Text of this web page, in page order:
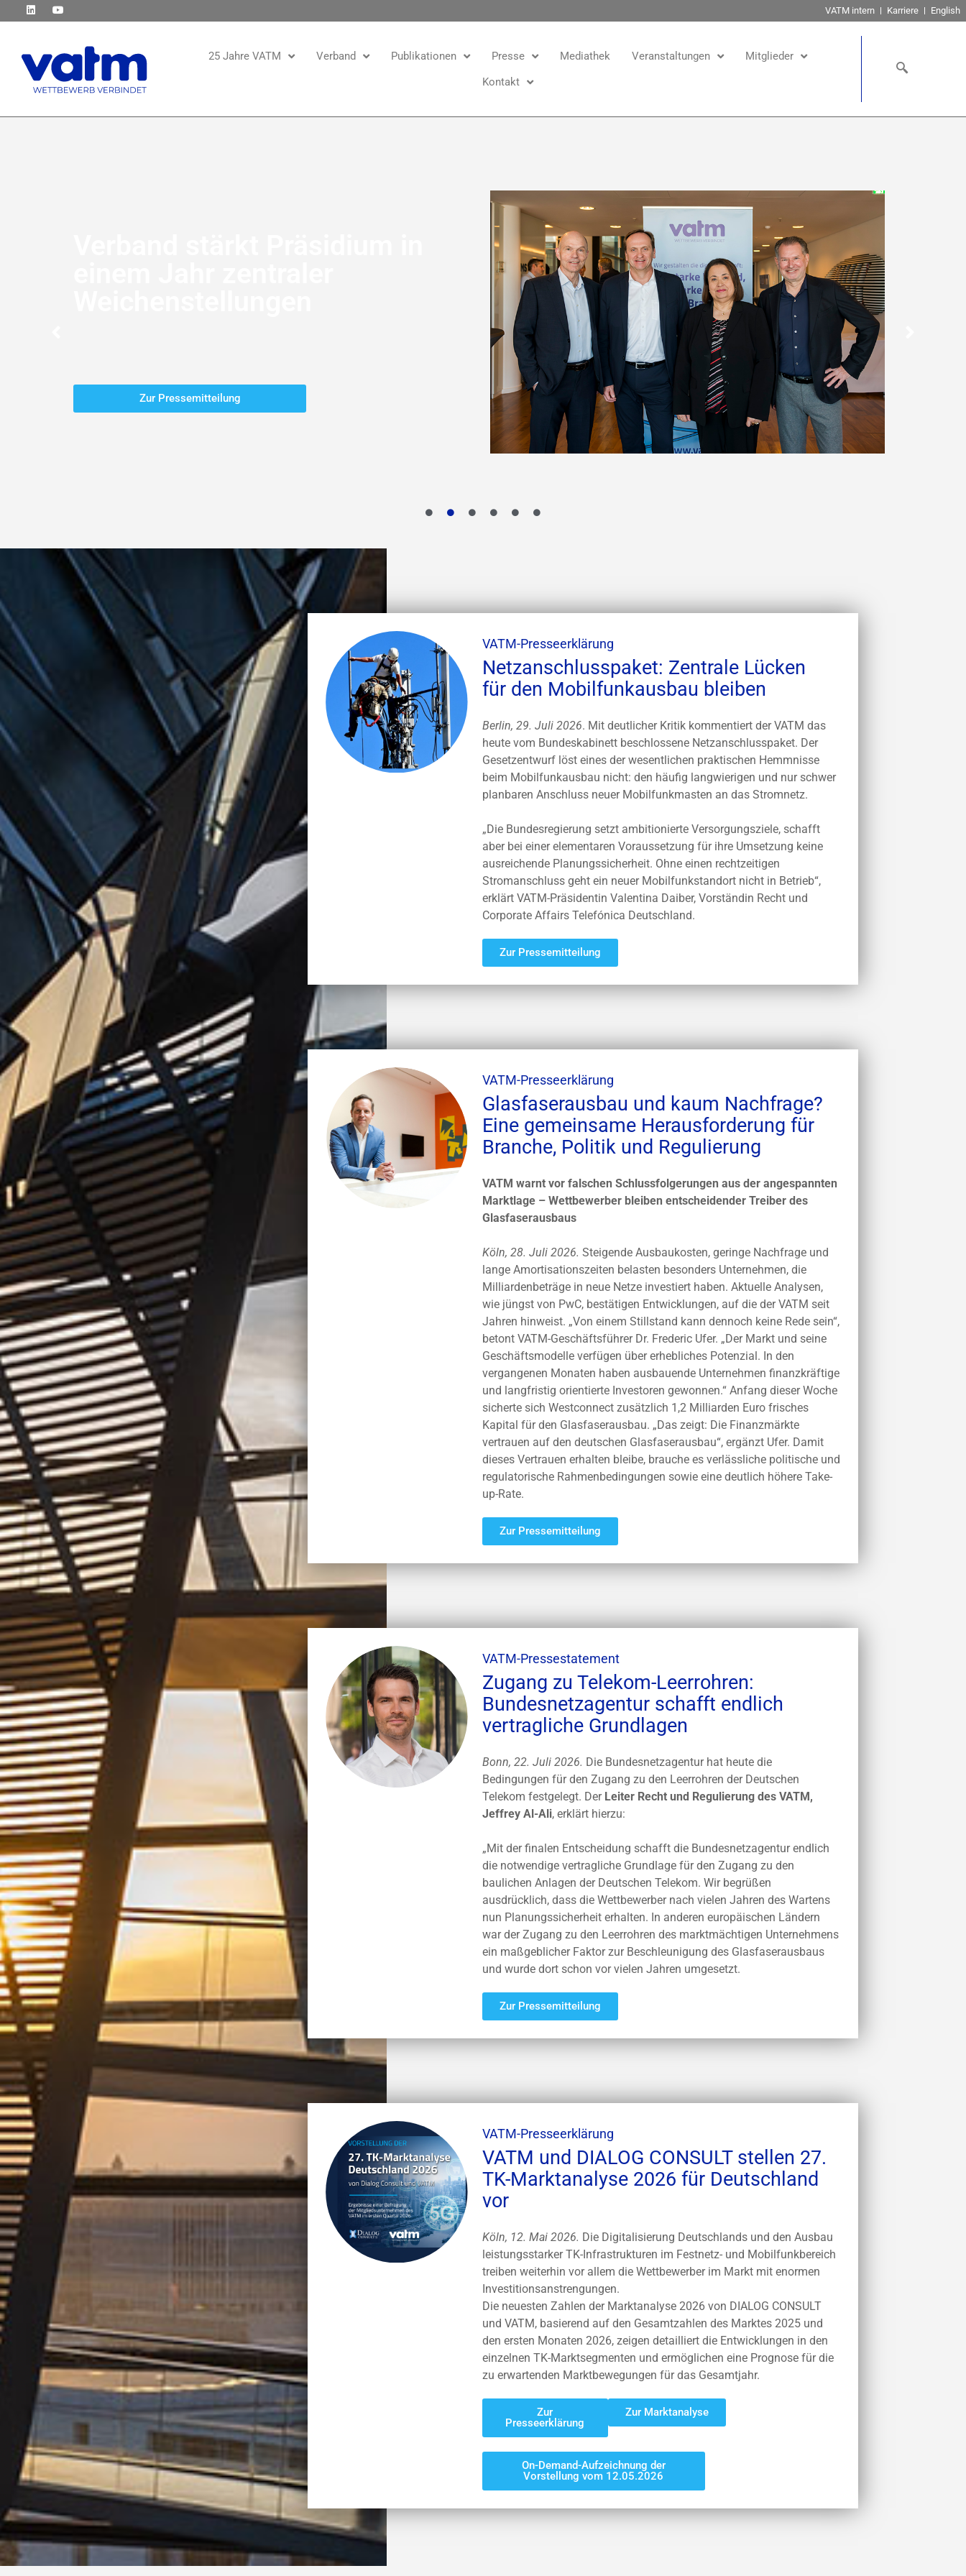
VATM intern Karriere English
25 Jahre VATM Verband Publikationen Presse Mediathek Veranstaltungen
Mitglieder
Kontakt
Zur Pressemitteilung
VATM-Presseerklärung
Netzanschlusspaket: Zentrale Lücken
für den Mobilfunkausbau bleiben
Berlin, 29. Juli 2026. Mit deutlicher Kritik kommentiert der VATM das
heute vom Bundeskabinett beschlossene Netzanschlusspaket. Der
Gesetzentwurf löst eines der wesentlichen praktischen Hemmnisse
beim Mobilfunkausbau nicht: den häufig langwierigen und nur schwer
planbaren Anschluss neuer Mobilfunkmasten an das Stromnetz.
„Die Bundesregierung setzt ambitionierte Versorgungsziele, schafft
aber bei einer elementaren Voraussetzung für ihre Umsetzung keine
ausreichende Planungssicherheit. Ohne einen rechtzeitigen
Stromanschluss geht ein neuer Mobilfunkstandort nicht in Betrieb“,
erklärt VATM-Präsidentin Valentina Daiber, Vorständin Recht und
Corporate Affairs Telefónica Deutschland.
Zur Pressemitteilung
VATM-Presseerklärung
Glasfaserausbau und kaum Nachfrage?
Eine gemeinsame Herausforderung für
Branche, Politik und Regulierung
VATM warnt vor falschen Schlussfolgerungen aus der angespannten
Marktlage – Wettbewerber bleiben entscheidender Treiber des
Glasfaserausbaus
Köln, 28. Juli 2026. Steigende Ausbaukosten, geringe Nachfrage und
lange Amortisationszeiten belasten besonders Unternehmen, die
Milliardenbeträge in neue Netze investiert haben. Aktuelle Analysen,
wie jüngst von PwC, bestätigen Entwicklungen, auf die der VATM seit
Jahren hinweist. „Von einem Stillstand kann dennoch keine Rede sein“,
betont VATM-Geschäftsführer Dr. Frederic Ufer. „Der Markt und seine
Geschäftsmodelle verfügen über erhebliches Potenzial. In den
vergangenen Monaten haben ausbauende Unternehmen finanzkräftige
und langfristig orientierte Investoren gewonnen.“ Anfang dieser Woche
sicherte sich Westconnect zusätzlich 1,2 Milliarden Euro frisches
Kapital für den Glasfaserausbau. „Das zeigt: Die Finanzmärkte
vertrauen auf den deutschen Glasfaserausbau“, ergänzt Ufer. Damit
dieses Vertrauen erhalten bleibe, brauche es verlässliche politische und
regulatorische Rahmenbedingungen sowie eine deutlich höhere Take-
up-Rate.
Zur Pressemitteilung
VATM-Pressestatement
Zugang zu Telekom-Leerrohren:
Bundesnetzagentur schafft endlich
vertragliche Grundlagen
Bonn, 22. Juli 2026. Die Bundesnetzagentur hat heute die
Bedingungen für den Zugang zu den Leerrohren der Deutschen
Telekom festgelegt. Der Leiter Recht und Regulierung des VATM,
Jeffrey Al-Ali, erklärt hierzu:
„Mit der finalen Entscheidung schafft die Bundesnetzagentur endlich
die notwendige vertragliche Grundlage für den Zugang zu den
baulichen Anlagen der Deutschen Telekom. Wir begrüßen
ausdrücklich, dass die Wettbewerber nach vielen Jahren des Wartens
nun Planungssicherheit erhalten. In anderen europäischen Ländern
war der Zugang zu den Leerrohren des marktmächtigen Unternehmens
ein maßgeblicher Faktor zur Beschleunigung des Glasfaserausbaus
und wurde dort schon vor vielen Jahren umgesetzt.
Zur Pressemitteilung
VATM-Presseerklärung
VATM und DIALOG CONSULT stellen 27.
TK-Marktanalyse 2026 für Deutschland
vor
Köln, 12. Mai 2026. Die Digitalisierung Deutschlands und den Ausbau
leistungsstarker TK-Infrastrukturen im Festnetz- und Mobilfunkbereich
treiben weiterhin vor allem die Wettbewerber im Markt mit enormen
Investitionsanstrengungen.
Die neuesten Zahlen der Marktanalyse 2026 von DIALOG CONSULT
und VATM, basierend auf den Gesamtzahlen des Marktes 2025 und
den ersten Monaten 2026, zeigen detailliert die Entwicklungen in den
einzelnen TK-Marktsegmenten und ermöglichen eine Prognose für die
zu erwartenden Marktbewegungen für das Gesamtjahr.
Zur
Presseerklärung
Zur Marktanalyse
On-Demand-Aufzeichnung der
Vorstellung vom 12.05.2026